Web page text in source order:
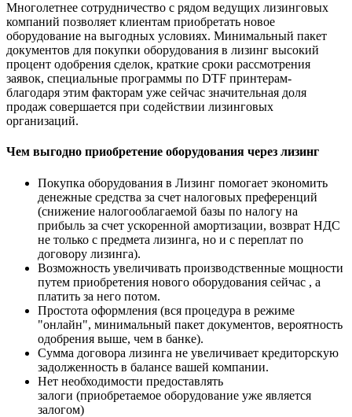
Многолетнее сотрудничество с рядом ведущих лизинговых
компаний позволяет клиентам приобретать новое
оборудование на выгодных условиях. Минимальный пакет
документов для покупки оборудования в лизинг высокий
процент одобрения сделок, краткие сроки рассмотрения
заявок, специальные программы по DTF принтерам-
благодаря этим факторам уже сейчас значительная доля
продаж совершается при содействии лизинговых
организаций.
Чем выгодно приобретение оборудования через лизинг
Покупка оборудования в Лизинг помогает экономить
денежные средства за счет налоговых преференций
(снижение налогооблагаемой базы по налогу на
прибыль за счет ускоренной амортизации, возврат НДС
не только с предмета лизинга, но и с переплат по
договору лизинга).
Возможность увеличивать производственные мощности
путем приобретения нового оборудования сейчас , а
платить за него потом.
Простота оформления (вся процедура в режиме
"онлайн", минимальный пакет документов, вероятность
одобрения выше, чем в банке).
Сумма договора лизинга не увеличивает кредиторскую
задолженность в балансе вашей компании.
Нет необходимости предоставлять
залоги (приобретаемое оборудование уже является
залогом)